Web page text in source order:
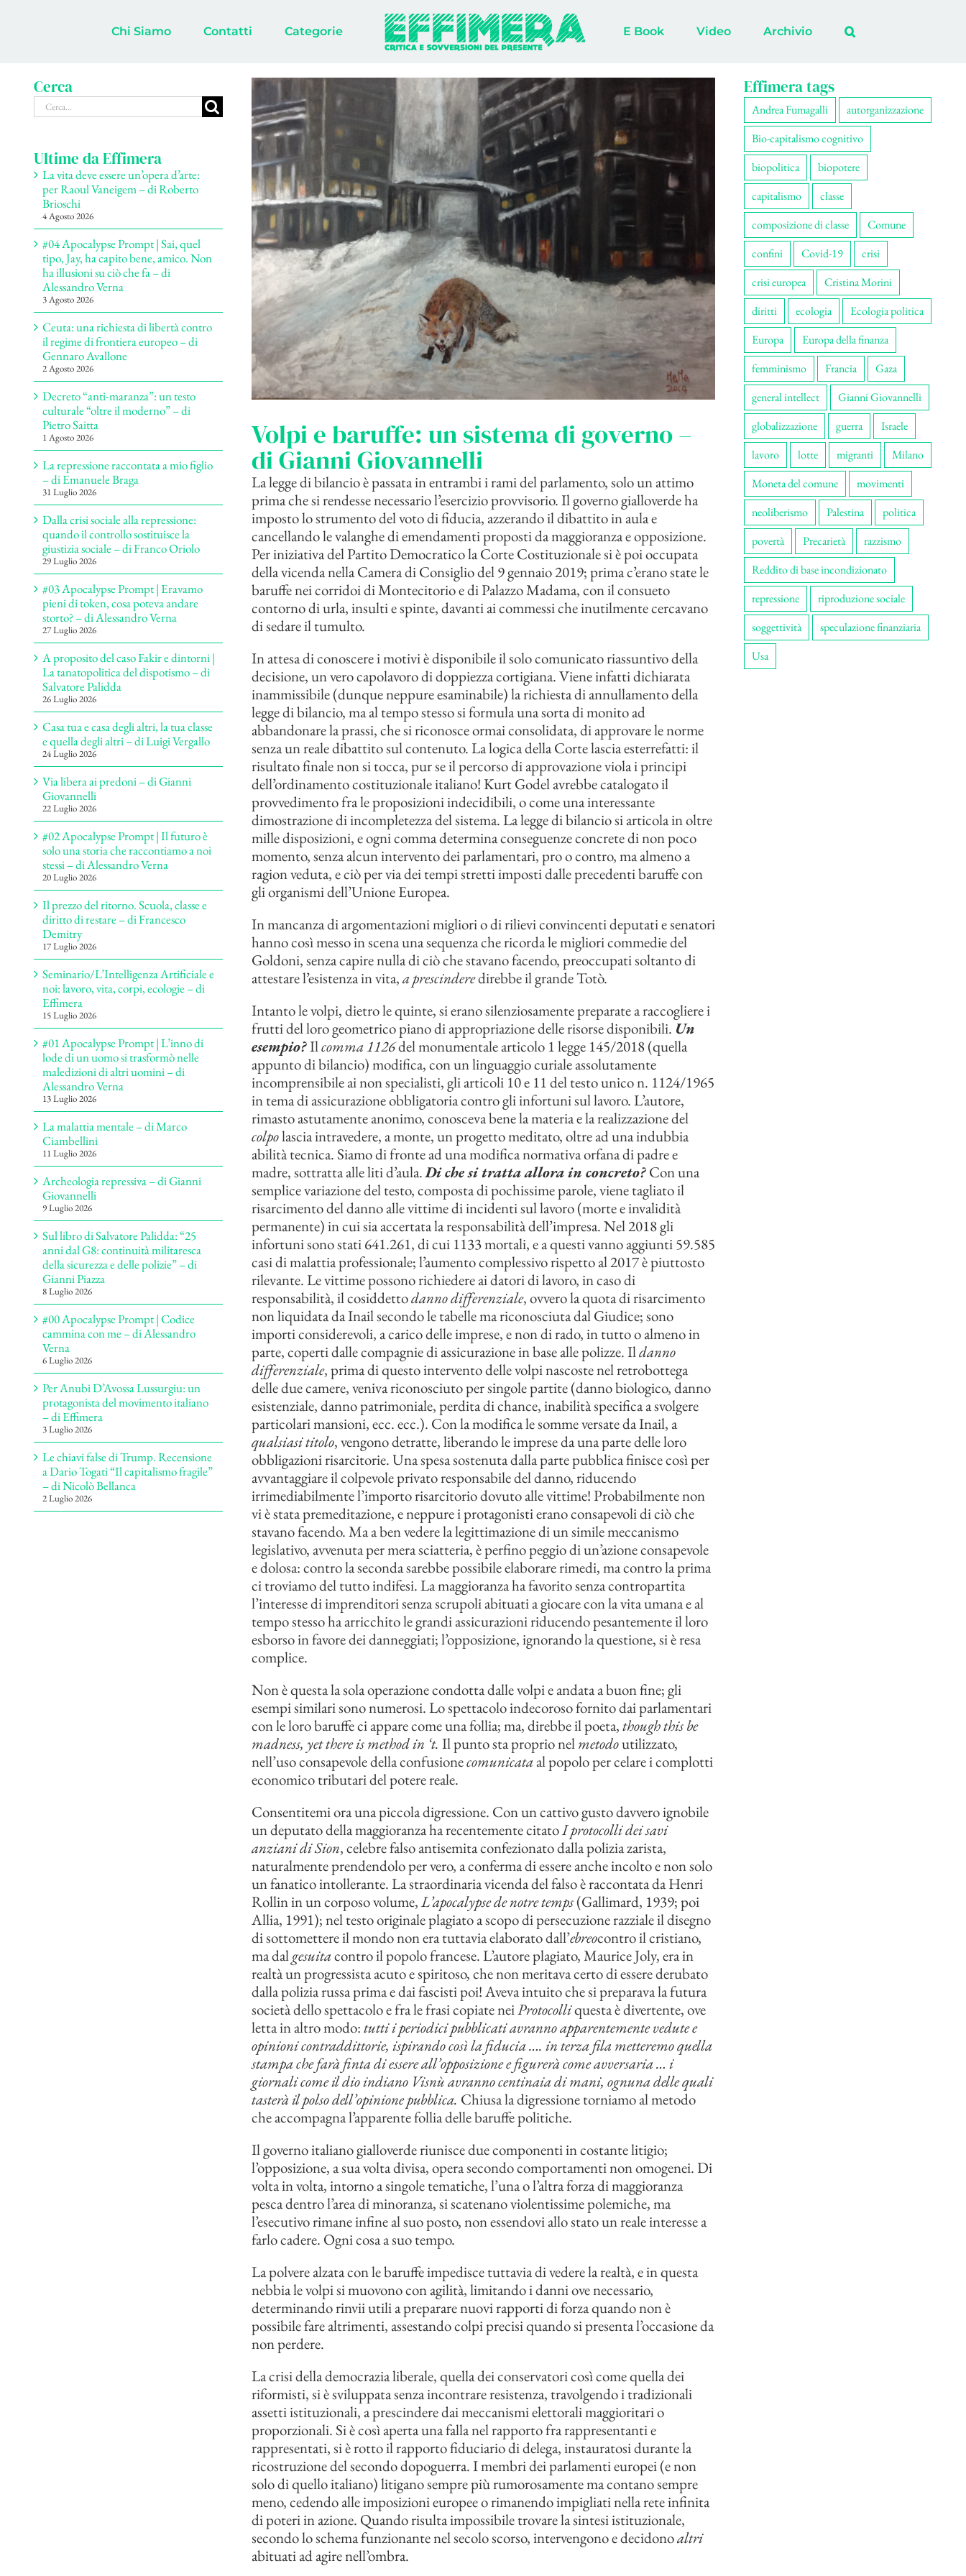
Chi Siamo Contatti Categorie E Book Video Archivio
Ingrandisci
immagine
Volpi e baruffe: un sistema di governo –
di Gianni Giovannelli
La legge di bilancio è passata in entrambi i rami del parlamento, solo un attimo
prima che si rendesse necessario l’esercizio provvisorio. Il governo gialloverde ha
imposto lo strumento del voto di fiducia, azzerando il dibattito in aula e
cancellando le valanghe di emendamenti proposti da maggioranza e opposizione.
Per iniziativa del Partito Democratico la Corte Costituzionale si è poi occupata
della vicenda nella Camera di Consiglio del 9 gennaio 2019; prima c’erano state le
baruffe nei corridoi di Montecitorio e di Palazzo Madama, con il consueto
contorno di urla, insulti e spinte, davanti ai commessi che inutilmente cercavano
di sedare il tumulto.
In attesa di conoscere i motivi è disponibile il solo comunicato riassuntivo della
decisione, un vero capolavoro di doppiezza cortigiana. Viene infatti dichiarata
inammissibile (dunque neppure esaminabile) la richiesta di annullamento della
legge di bilancio, ma al tempo stesso si formula una sorta di monito ad
abbandonare la prassi, che si riconosce ormai consolidata, di approvare le norme
senza un reale dibattito sul contenuto. La logica della Corte lascia esterrefatti: il
risultato finale non si tocca, pur se il percorso di approvazione viola i principi
dell’ordinamento costituzionale italiano! Kurt Godel avrebbe catalogato il
provvedimento fra le proposizioni indecidibili, o come una interessante
dimostrazione di incompletezza del sistema. La legge di bilancio si articola in oltre
mille disposizioni, e ogni comma determina conseguenze concrete di non poco
momento, senza alcun intervento dei parlamentari, pro o contro, ma almeno a
ragion veduta, e ciò per via dei tempi stretti imposti dalle precedenti baruffe con
gli organismi dell’Unione Europea.
In mancanza di argomentazioni migliori o di rilievi convincenti deputati e senatori
hanno così messo in scena una sequenza che ricorda le migliori commedie del
Goldoni, senza capire nulla di ciò che stavano facendo, preoccupati soltanto di
attestare l’esistenza in vita,a prescinderedirebbe il grande Totò.
Intanto le volpi, dietro le quinte, si erano silenziosamente preparate a raccogliere i
frutti del loro geometrico piano di appropriazione delle risorse disponibili. Un
esempio?Ilcomma 1126del monumentale articolo 1 legge 145/2018 (quella
appunto di bilancio) modifica, con un linguaggio curiale assolutamente
incomprensibile ai non specialisti, gli articoli 10 e 11 del testo unico n. 1124/1965
in tema di assicurazione obbligatoria contro gli infortuni sul lavoro. L’autore,
rimasto astutamente anonimo, conosceva bene la materia e la realizzazione del
colpolascia intravedere, a monte, un progetto meditato, oltre ad una indubbia
abilità tecnica. Siamo di fronte ad una modifica normativa orfana di padre e
madre, sottratta alle liti d’aula.Di che si tratta allora in concreto?Con una
semplice variazione del testo, composta di pochissime parole, viene tagliato il
risarcimento del danno alle vittime di incidenti sul lavoro (morte e invalidità
permanente) in cui sia accertata la responsabilità dell’impresa. Nel 2018 gli
infortuni sono stati 641.261, di cui 1133 mortali, e a questi vanno aggiunti 59.585
casi di malattia professionale; l’aumento complessivo rispetto al 2017 è piuttosto
rilevante. Le vittime possono richiedere ai datori di lavoro, in caso di
responsabilità, il cosiddettodanno differenziale, ovvero la quota di risarcimento
non liquidata da Inail secondo le tabelle ma riconosciuta dal Giudice; sono
importi considerevoli, a carico delle imprese, e non di rado, in tutto o almeno in
parte, coperti dalle compagnie di assicurazione in base alle polizze. Ildanno
differenziale, prima di questo intervento delle volpi nascoste nel retrobottega
delle due camere, veniva riconosciuto per singole partite (danno biologico, danno
esistenziale, danno patrimoniale, perdita di chance, inabilità specifica a svolgere
particolari mansioni, ecc. ecc.). Con la modifica le somme versate da Inail, a
qualsiasi titolo, vengono detratte, liberando le imprese da una parte delle loro
obbligazioni risarcitorie. Una spesa sostenuta dalla parte pubblica finisce così per
avvantaggiare il colpevole privato responsabile del danno, riducendo
irrimediabilmente l’importo risarcitorio dovuto alle vittime! Probabilmente non
vi è stata premeditazione, e neppure i protagonisti erano consapevoli di ciò che
stavano facendo. Ma a ben vedere la legittimazione di un simile meccanismo
legislativo, avvenuta per mera sciatteria, è perfino peggio di un’azione consapevole
e dolosa: contro la seconda sarebbe possibile elaborare rimedi, ma contro la prima
ci troviamo del tutto indifesi. La maggioranza ha favorito senza contropartita
l’interesse di imprenditori senza scrupoli abituati a giocare con la vita umana e al
tempo stesso ha arricchito le grandi assicurazioni riducendo pesantemente il loro
esborso in favore dei danneggiati; l’opposizione, ignorando la questione, si è resa
complice.
Non è questa la sola operazione condotta dalle volpi e andata a buon fine; gli
esempi similari sono numerosi. Lo spettacolo indecoroso fornito dai parlamentari
con le loro baruffe ci appare come una follia; ma, direbbe il poeta,though this be
madness, yet there is method in ‘t. Il punto sta proprio nelmetodoutilizzato,
nell’uso consapevole della confusionecomunicataal popolo per celare i complotti
economico tributari del potere reale.
Consentitemi ora una piccola digressione. Con un cattivo gusto davvero ignobile
un deputato della maggioranza ha recentemente citatoI protocolli dei savi
anziani di Sion, celebre falso antisemita confezionato dalla polizia zarista,
naturalmente prendendolo per vero, a conferma di essere anche incolto e non solo
un fanatico intollerante. La straordinaria vicenda del falso è raccontata da Henri
Rollin in un corposo volume,L’apocalypse de notre temps(Gallimard, 1939; poi
Allia, 1991); nel testo originale plagiato a scopo di persecuzione razziale il disegno
di sottomettere il mondo non era tuttavia elaborato dall’ebreocontro il cristiano,
ma dalgesuitacontro il popolo francese. L’autore plagiato, Maurice Joly, era in
realtà un progressista acuto e spiritoso, che non meritava certo di essere derubato
dalla polizia russa prima e dai fascisti poi! Aveva intuito che si preparava la futura
società dello spettacolo e fra le frasi copiate neiProtocolliquesta è divertente, ove
letta in altro modo:tutti i periodici pubblicati avranno apparentemente vedute e
opinioni contraddittorie, ispirando così la fiducia …. in terza fila metteremo quella
stampa che farà finta di essere all’opposizione e figurerà come avversaria … i
giornali come il dio indiano Visnù avranno centinaia di mani, ognuna delle quali
tasterà il polso dell’opinione pubblica. Chiusa la digressione torniamo al metodo
che accompagna l’apparente follia delle baruffe politiche.
Il governo italiano gialloverde riunisce due componenti in costante litigio;
l’opposizione, a sua volta divisa, opera secondo comportamenti non omogenei. Di
volta in volta, intorno a singole tematiche, l’una o l’altra forza di maggioranza
pesca dentro l’area di minoranza, si scatenano violentissime polemiche, ma
l’esecutivo rimane infine al suo posto, non essendovi allo stato un reale interesse a
farlo cadere. Ogni cosa a suo tempo.
La polvere alzata con le baruffe impedisce tuttavia di vedere la realtà, e in questa
nebbia le volpi si muovono con agilità, limitando i danni ove necessario,
determinando rinvii utili a preparare nuovi rapporti di forza quando non è
possibile fare altrimenti, assestando colpi precisi quando si presenta l’occasione da
non perdere.
La crisi della democrazia liberale, quella dei conservatori così come quella dei
riformisti, si è sviluppata senza incontrare resistenza, travolgendo i tradizionali
assetti istituzionali, a prescindere dai meccanismi elettorali maggioritari o
proporzionali. Si è così aperta una falla nel rapporto fra rappresentanti e
rappresentati, si è rotto il rapporto fiduciario di delega, instauratosi durante la
ricostruzione del secondo dopoguerra. I membri dei parlamenti europei (e non
solo di quello italiano) litigano sempre più rumorosamente ma contano sempre
meno, cedendo alle imposizioni europee o rimanendo impigliati nella rete infinita
di poteri in azione. Quando risulta impossibile trovare la sintesi istituzionale,
secondo lo schema funzionante nel secolo scorso, intervengono e decidonoaltri
abituati ad agire nell’ombra.
Cerca
Cerca
per:
Ultime da Effimera
La vita deve essere un’opera d’arte:
per Raoul Vaneigem – di Roberto
Brioschi
4 Agosto 2026
#04 Apocalypse Prompt | Sai, quel
tipo, Jay, ha capito bene, amico. Non
ha illusioni su ciò che fa – di
Alessandro Verna
3 Agosto 2026
Ceuta: una richiesta di libertà contro
il regime di frontiera europeo – di
Gennaro Avallone
2 Agosto 2026
Decreto “anti-maranza”: un testo
culturale “oltre il moderno” – di
Pietro Saitta
1 Agosto 2026
La repressione raccontata a mio figlio
– di Emanuele Braga
31 Luglio 2026
Dalla crisi sociale alla repressione:
quando il controllo sostituisce la
giustizia sociale – di Franco Oriolo
29 Luglio 2026
#03 Apocalypse Prompt | Eravamo
pieni di token, cosa poteva andare
storto? – di Alessandro Verna
27 Luglio 2026
A proposito del caso Fakir e dintorni |
La tanatopolitica del dispotismo – di
Salvatore Palidda
26 Luglio 2026
Casa tua e casa degli altri, la tua classe
e quella degli altri – di Luigi Vergallo
24 Luglio 2026
Via libera ai predoni – di Gianni
Giovannelli
22 Luglio 2026
#02 Apocalypse Prompt | Il futuro è
solo una storia che raccontiamo a noi
stessi – di Alessandro Verna
20 Luglio 2026
Il prezzo del ritorno. Scuola, classe e
diritto di restare – di Francesco
Demitry
17 Luglio 2026
Seminario/L’Intelligenza Artificiale e
noi: lavoro, vita, corpi, ecologie – di
Effimera
15 Luglio 2026
#01 Apocalypse Prompt | L’inno di
lode di un uomo si trasformò nelle
maledizioni di altri uomini – di
Alessandro Verna
13 Luglio 2026
La malattia mentale – di Marco
Ciambellini
11 Luglio 2026
Archeologia repressiva – di Gianni
Giovannelli
9 Luglio 2026
Sul libro di Salvatore Palidda: “25
anni dal G8: continuità militaresca
della sicurezza e delle polizie” – di
Gianni Piazza
8 Luglio 2026
#00 Apocalypse Prompt | Codice
cammina con me – di Alessandro
Verna
6 Luglio 2026
Per Anubi D’Avossa Lussurgiu: un
protagonista del movimento italiano
– di Effimera
3 Luglio 2026
Le chiavi false di Trump. Recensione
a Dario Togati “Il capitalismo fragile”
– di Nicolò Bellanca
2 Luglio 2026
Effimera tags
Andrea Fumagalli
autorganizzazione
Bio-capitalismo cognitivo
biopolitica
biopotere
capitalismo
classe
composizione di classe
Comune
confini
Covid-19
crisi
crisi europea
Cristina Morini
diritti
ecologia
Ecologia politica
Europa
Europa della finanza
femminismo
Francia
Gaza
general intellect
Gianni Giovannelli
globalizzazione
guerra
Israele
lavoro
lotte migranti
Milano
Moneta del comune
movimenti
neoliberismo
Palestina
politica
povertà
Precarietà
razzismo
Reddito di base incondizionato
repressione
riproduzione sociale
soggettività
speculazione finanziaria
Usa